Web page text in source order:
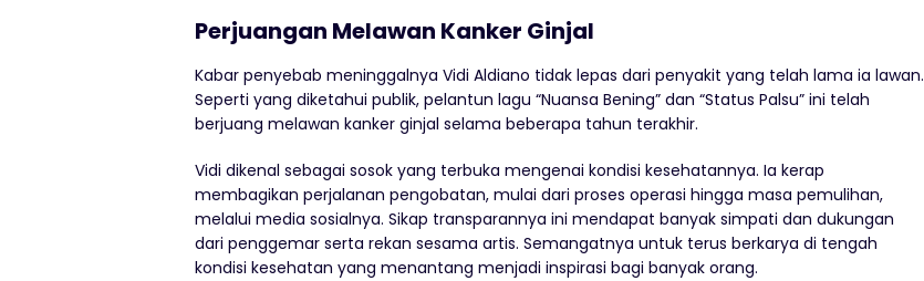
Perjuangan Melawan Kanker Ginjal
Kabar penyebab meninggalnya Vidi Aldiano tidak lepas dari penyakit yang telah lama ia lawan.
Seperti yang diketahui publik, pelantun lagu “Nuansa Bening” dan “Status Palsu” ini telah
berjuang melawan kanker ginjal selama beberapa tahun terakhir.
Vidi dikenal sebagai sosok yang terbuka mengenai kondisi kesehatannya. Ia kerap
membagikan perjalanan pengobatan, mulai dari proses operasi hingga masa pemulihan,
melalui media sosialnya. Sikap transparannya ini mendapat banyak simpati dan dukungan
dari penggemar serta rekan sesama artis. Semangatnya untuk terus berkarya di tengah
kondisi kesehatan yang menantang menjadi inspirasi bagi banyak orang.